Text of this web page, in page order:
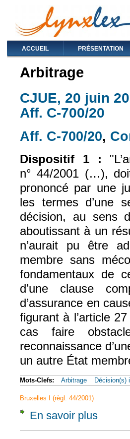
ACCUEIL PRÉSENTATION
Arbitrage
CJUE, 20 juin
Aff. C-700/20
Aff. C-700/20 (le
,
Dispositif 1 :
n° 44/2001 (…),
prononcé par une
les termes d’une
décision, au sens
aboutissant à un
n’aurait pu être
membre sans
fondamentaux de
d’une clause
d’assurance en
figurant à l’article
cas faire
reconnaissance
un autre État
Mots-Clefs: Arbitrage Décision(s)
Bruxelles I (règl. 44/2001)
En savoir plus